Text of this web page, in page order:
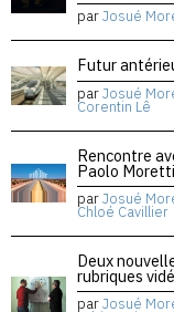
parJosué
Futur
parJosué
Corentin Lê
Rencontre
Paolo Moretti
parJosué
Chloé Cavillier
Deux
rubriques
parJosué